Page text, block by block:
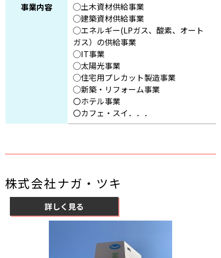
事業内容
◯土木資材供給事業
◯建築資材供給事業
◯エネルギー(LPガス、酸素、オート
ガス）の供給事業
◯IT事業
◯太陽光事業
◯住宅用プレカット製造事業
◯新築・リフォーム事業
〇ホテル事業
〇カフェ・スイ．．．
株式会社ナガ・ツキ
詳しく見る